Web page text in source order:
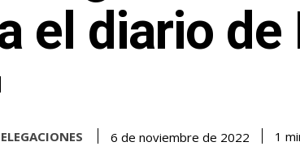
el diario de
6 de noviembre de 2022 1